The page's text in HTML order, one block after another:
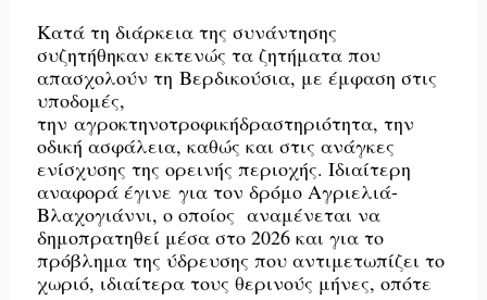
Κατά τη διάρκεια της συνάντησης
συζητήθηκαν εκτενώς τα ζητήματα που
απασχολούν τη Βερδικούσια, με έμφαση στις
υποδομές,
την αγροκτηνοτροφικήδραστηριότητα, την
οδική ασφάλεια, καθώς και στις ανάγκες
ενίσχυσης της ορεινής περιοχής. Ιδιαίτερη
αναφορά έγινε για τον δρόμο Αγριελιά-
Βλαχογιάννι, ο οποίος αναμένεται να
δημοπρατηθεί μέσα στο 2026 και για το
πρόβλημα της ύδρευσης που αντιμετωπίζει το
χωριό, ιδιαίτερα τους θερινούς μήνες, οπότε